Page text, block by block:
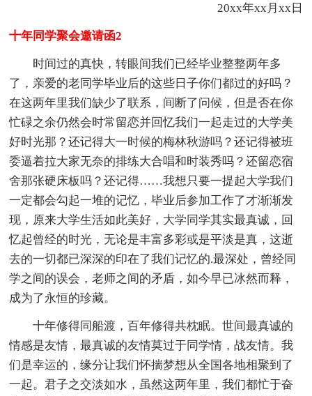
20xx年xx月xx日
十年同学聚会邀请函2
时间过的真快，转眼间我们已经毕业整整两年多
了，亲爱的老同学毕业后的这些日子你们都过的好吗？
在这两年里我们缺少了联系，间断了问候，但是否在你
忙碌之余仍然会时常留恋并回忆我们一起走过的大学美
好时光那？还记得大一时候的梅林秋游吗？还记得被班
委逼着拉大家无奈的排练大合唱和时装秀吗？还留恋宿
舍那张硬床板吗？还记得……我想只要一提起大学我们
一定都会勾起一堆的记忆，毕业后参加工作了才渐渐发
现，原来大学生活如此美好，大学同学其实最真诚，回
忆起曾经的时光，无论是丰富多彩或是平淡是真，这逝
去的一切都已深深的印在了我们记忆的.最深处，曾经同
学之间的误会，老师之间的矛盾，如今早已冰然而释，
成为了永恒的珍藏。
十年修得同船渡，百年修得共枕眠。世间最真诚的
情感是友情，最真诚的友情莫过于同学情，战友情。我
们是幸运的，缘分让我们怀揣梦想从全国各地相聚到了
一起。君子之交淡如水，虽然这两年里，我们都忙于奋